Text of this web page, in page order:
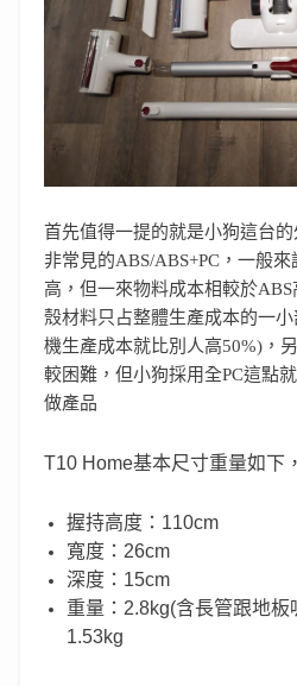
首先值得一提的就是小狗這台
非常見的ABS/ABS+PC，一般
高，但一來物料成本相較於
殼材料只占整體生產成本的一
機生產成本就比別人高50%)，
較困難，但小狗採用全PC這點
做產品
T10 Home基本尺寸重量如下
握持高度：110cm
寬度：26cm
深度：15cm
重量：2.8kg(含長管跟地
1.53kg